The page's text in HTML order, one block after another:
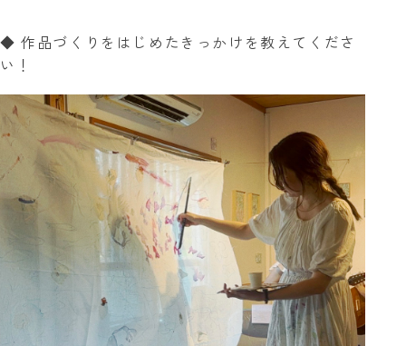
◆ 作品づくりをはじめたきっかけを教えてくださ
い！